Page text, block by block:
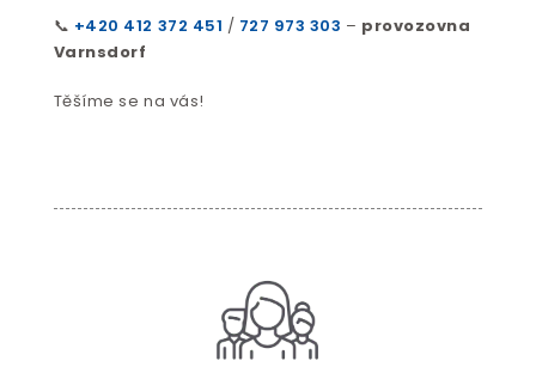
📞 +420 412 372 451 / 727 973 303 – provozovna
Varnsdorf
Těšíme se na vás!